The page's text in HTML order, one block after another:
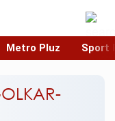
Metro Pluz Sport